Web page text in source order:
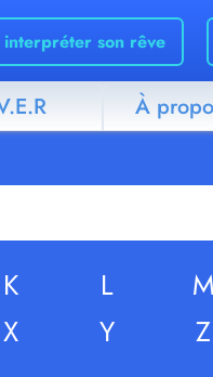
interpréter son rêve
À
K L
M
X Y Z